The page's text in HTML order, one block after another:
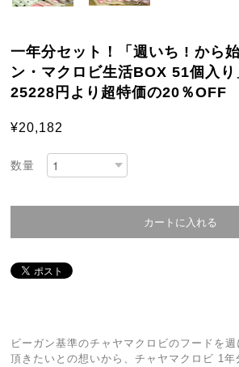
一年分セット！「週いち ! から
ン・マクロビ生活BOX 51個入
25228円より超特価の20％OFF
¥20,182
数量
ビーガン基準のチャヤマクロビのフードを
頂きたいとの想いから、チャヤマクロビ 1年